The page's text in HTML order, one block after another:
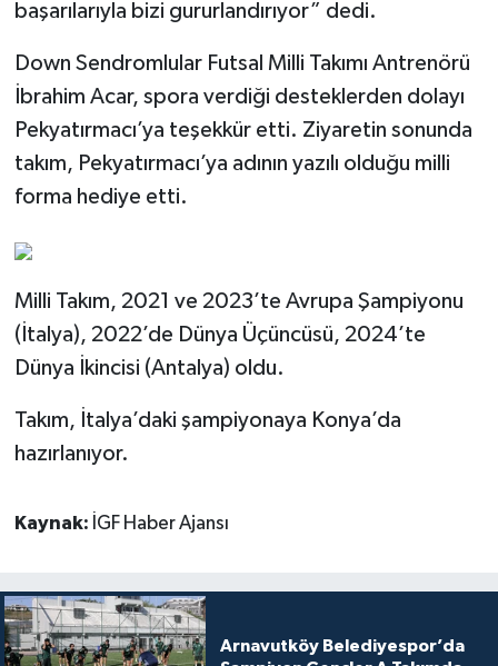
başarılarıyla bizi gururlandırıyor” dedi.
Down Sendromlular Futsal Milli Takımı Antrenörü
İbrahim Acar, spora verdiği desteklerden dolayı
Pekyatırmacı’ya teşekkür etti. Ziyaretin sonunda
takım, Pekyatırmacı’ya adının yazılı olduğu milli
forma hediye etti.
Milli Takım, 2021 ve 2023’te Avrupa Şampiyonu
(İtalya), 2022’de Dünya Üçüncüsü, 2024’te
Dünya İkincisi (Antalya) oldu.
Takım, İtalya’daki şampiyonaya Konya’da
hazırlanıyor.
Kaynak: İGF Haber Ajansı
Arnavutköy Belediyespor’da